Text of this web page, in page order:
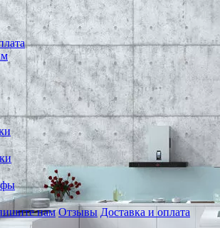
нам Отзывы Доставка и оплата